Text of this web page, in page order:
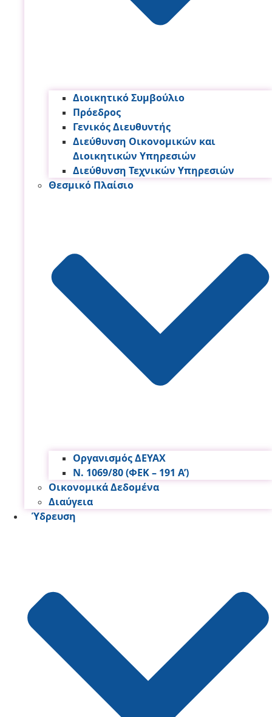
Διοικητικό Συμβούλιο
Πρόεδρος
Γενικός Διευθυντής
Διεύθυνση Οικονομικών και
Διοικητικών Υπηρεσι­ών
Διεύθυνση Τεχνικών Υπηρεσιών
Θεσμικό Πλαίσιο
Οργανισμός ΔΕΥΑΧ
Ν. 1069/80 (ΦΕΚ – 191 Α’)
Οικονομικά Δεδομένα
Διαύγεια
Ύδρευση